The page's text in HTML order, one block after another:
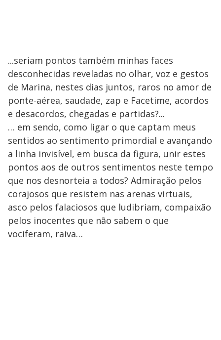
...seriam pontos também minhas faces
desconhecidas reveladas no olhar, voz e gestos
de Marina, nestes dias juntos, raros no amor de
ponte-aérea, saudade, zap e Facetime, acordos
e desacordos, chegadas e partidas?...
… em sendo, como ligar o que captam meus
sentidos ao sentimento primordial e avançando
a linha invisível, em busca da figura, unir estes
pontos aos de outros sentimentos neste tempo
que nos desnorteia a todos? Admiração pelos
corajosos que resistem nas arenas virtuais,
asco pelos falaciosos que ludibriam, compaixão
pelos inocentes que não sabem o que
vociferam, raiva…